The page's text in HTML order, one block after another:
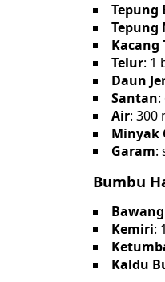
Tepung
Tepung
Kacang
Telur: 1
Daun
Santan:
Air: 300
Minyak
Garam:
Bumbu
Kemiri:
Kaldu